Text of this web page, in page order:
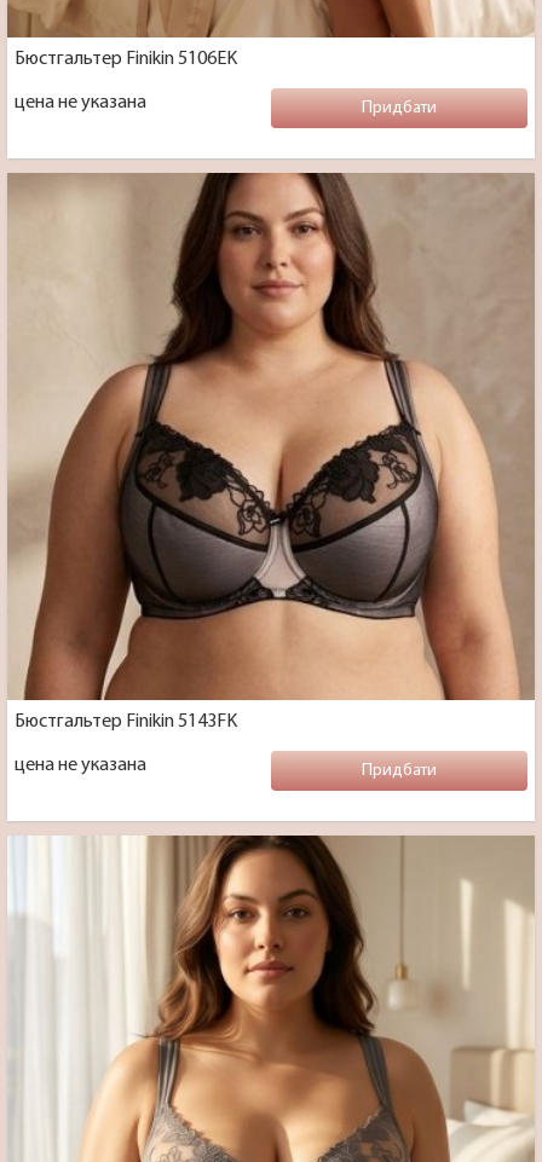
Бюстгальтер Finikin 5106EK
цена не указана Придбати
Бюстгальтер Finikin 5143FK
цена не указана Придбати